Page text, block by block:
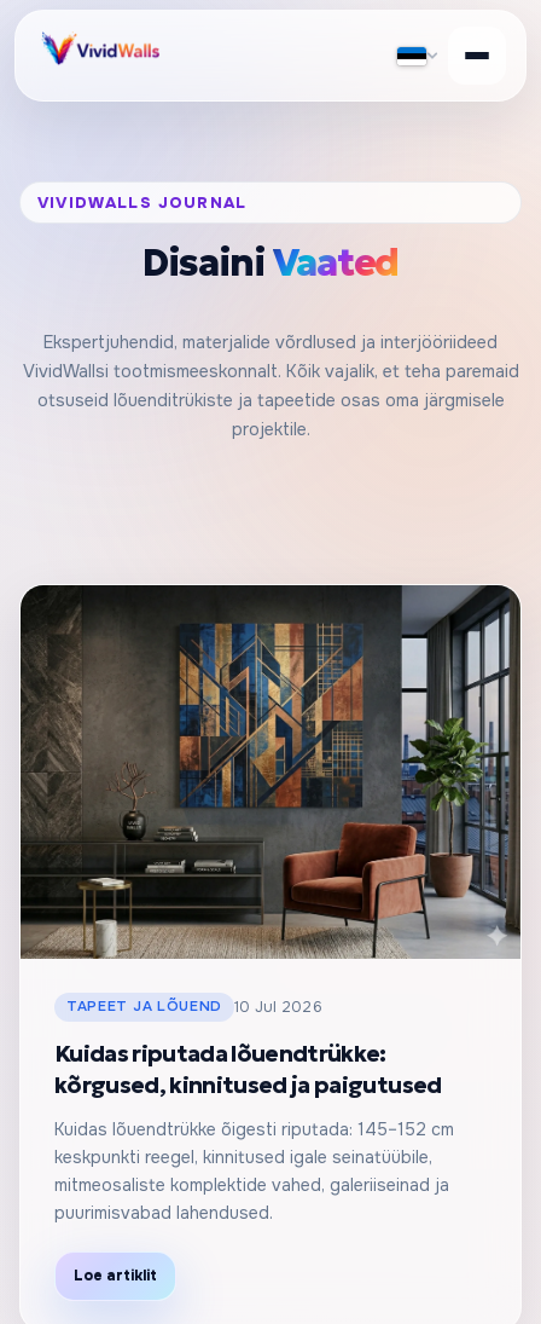
VIVIDWALLS JOURNAL
DisainiVaated
Ekspertjuhendid, materjalide võrdlused ja interjööriideed
VividWallsi tootmismeeskonnalt. Kõik vajalik, et teha paremaid
otsuseid lõuenditrükiste ja tapeetide osas oma järgmisele
projektile.
TAPEET JA LÕUEND 10 Jul 2026
Kuidas riputada lõuendtrükke:
kõrgused, kinnitused ja paigutused
Kuidas lõuendtrükke õigesti riputada: 145–152 cm
keskpunkti reegel, kinnitused igale seinatüübile,
mitmeosaliste komplektide vahed, galeriiseinad ja
puurimisvabad lahendused.
Loe artiklit